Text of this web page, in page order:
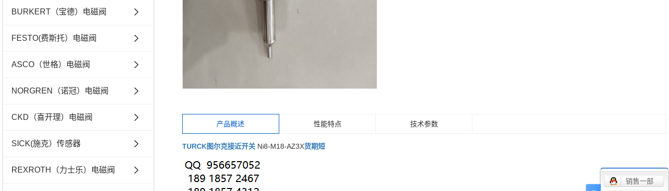
BURKERT（宝德）电磁阀
FESTO(费斯托）电磁阀
ASCO（世格）电磁阀
NORGREN（诺冠）电磁阀
CKD（喜开理）电磁阀
SICK(施克）传感器
REXROTH（力士乐）电磁阀
产品概述 性能特点 技术参数
TURCK图尔克接近开关Ni8-M18-AZ3X货期短
销售一部